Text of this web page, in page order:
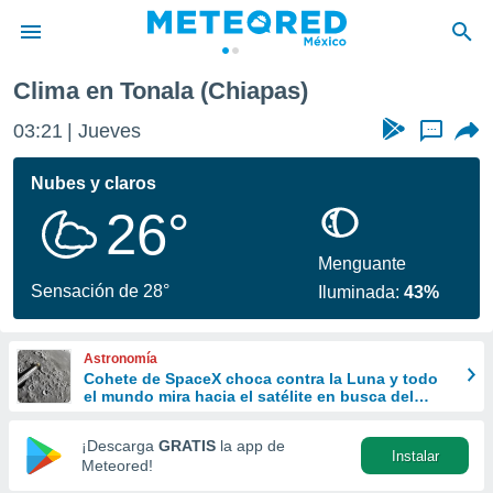
de
ha sido
calidad.
a este
las
y
forma
digital
basada
Clima en Tonala (Chiapas)
03:21 Jueves ...
Nubes y claros
26°
Sensación de 28°
Menguante
Iluminada:43%
Astronomía
Cohete de SpaceX choca contra la Luna y todo
el mundo mira hacia el satélite en busca del
¡Descarga GRATIS la app de
Meteored!
Instalar